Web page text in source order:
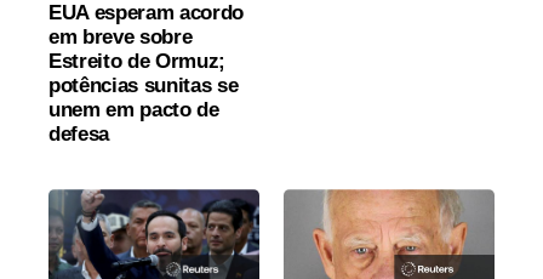
EUA esperam acordo
em breve sobre
Estreito de Ormuz;
potências sunitas se
unem em pacto de
defesa